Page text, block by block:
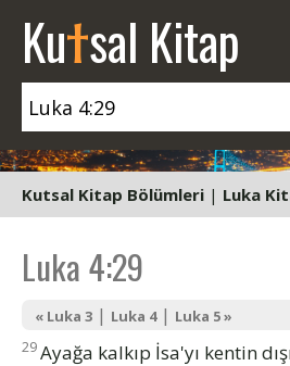
Kutsal Kitap
Kutsal Kitap Bölümleri | Luka
Luka 4:29
« Luka 3 | Luka 4| Luka 5 »
29Ayağa kalkıp İsa'yı kentin